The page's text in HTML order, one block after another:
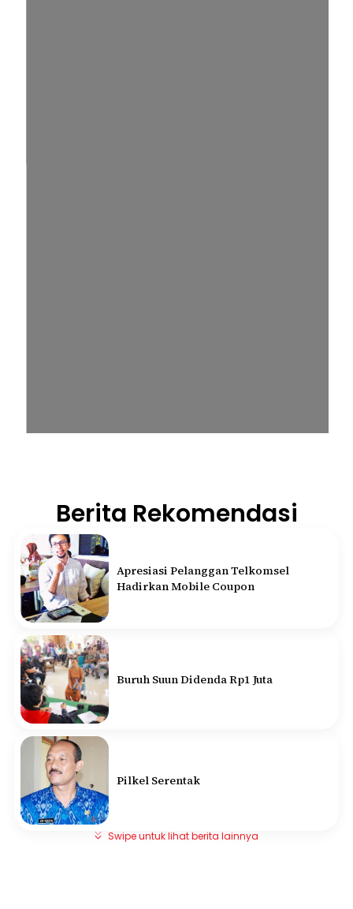
Berita Rekomendasi
Apresiasi Pelanggan Telkomsel
Hadirkan Mobile Coupon
Buruh Suun Didenda Rp1 Juta
Pilkel Serentak
Swipe untuk lihat berita lainnya